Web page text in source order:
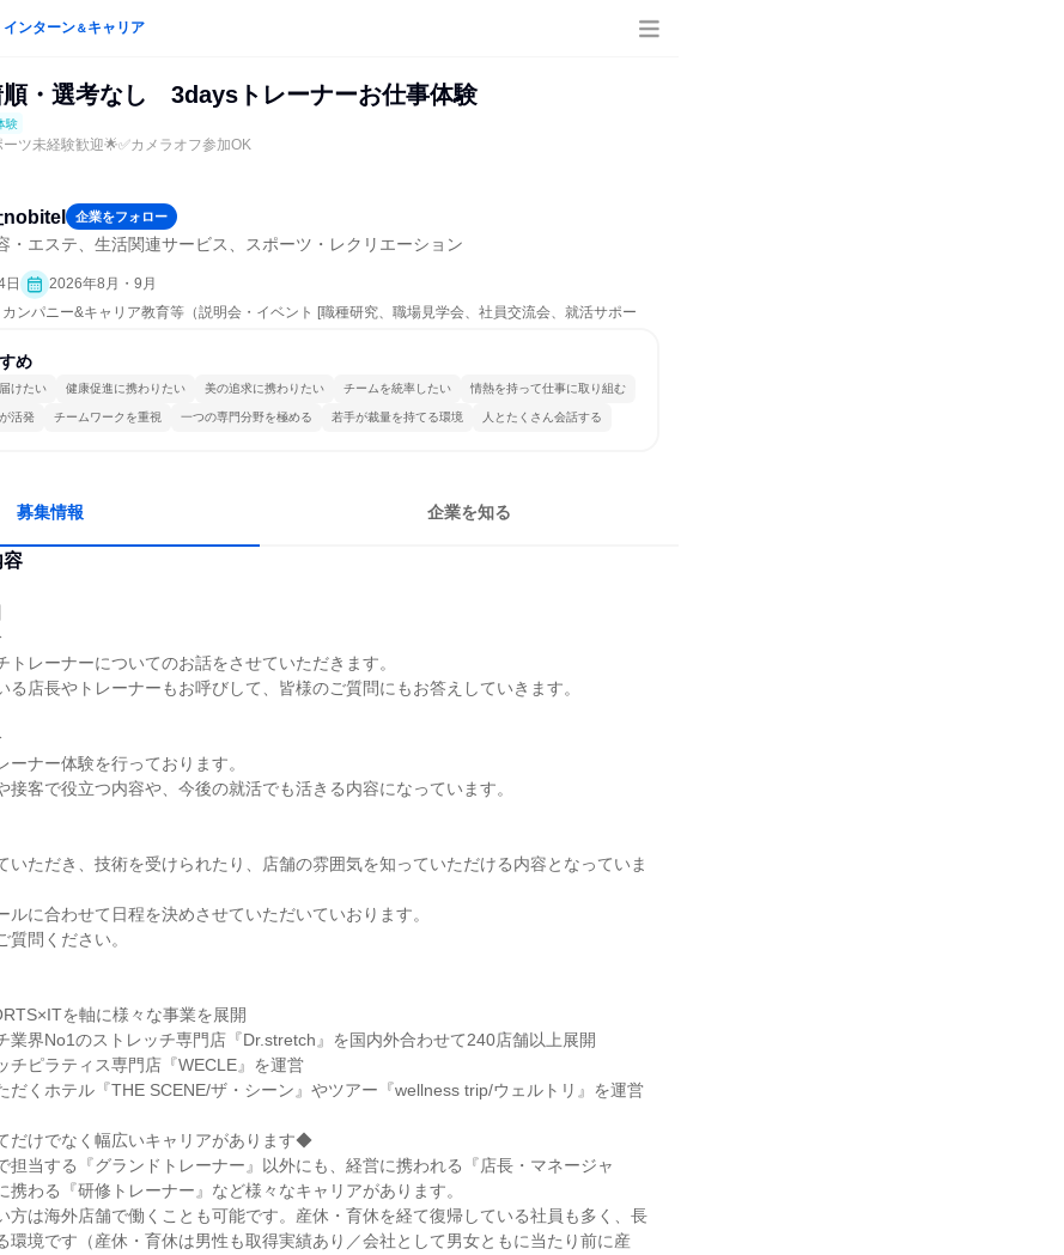
インターン＆キャリア
順・選考なし 3daysトレーナーお仕事体験
験
ツ未経験歓迎🌟✅カメラオフ参加OK
企業をフォロー
・エステ、生活関連サービス、スポーツ・レクリエーション
日
2026年8月・9月
ンパニー&キャリア教育等（説明会・イベント [職種研究、職場見学会、社員交流会、就活サポー
め
けたい 健康促進に携わりたい 美の追求に携わりたい チームを統率したい 情熱を持って仕事に取り組む
活発 チームワークを重視 一つの専門分野を極める 若手が裁量を持てる環境 人とたくさん会話する
募集情報 企業を知る
容
トレーナーについてのお話をさせていただきます。
る店長やトレーナーもお呼びして、皆様のご質問にもお答えしていきます。
ーナー体験を行っております。
接客で役立つ内容や、今後の就活でも活きる内容になっています。
いただき、技術を受けられたり、店舗の雰囲気を知っていただける内容となっていま
ルに合わせて日程を決めさせていただいていおります。
質問ください。
を軸に様々な事業を展開
業界No1のストレッチ専門店『Dr.stretch』を国内外合わせて240店舗以上展開
チピラティス専門店『WECLE』を運営
だくホテル『THE SCENE/ザ・シーン』やツアー『wellness trip/ウェルトリ』を運営
だけでなく幅広いキャリアがあります◆
担当する『グランドトレーナー』以外にも、経営に携われる『店長・マネージャ
携わる『研修トレーナー』など様々なキャリアがあります。
方は海外店舗で働くことも可能です。産休・育休を経て復帰している社員も多く、長
環境です（産休・育休は男性も取得実績あり／会社として男女ともに当たり前に産